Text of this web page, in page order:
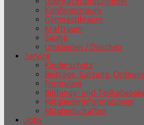
Konferenzraum
Gymnastikraum
Kraftraum
Sauna
Umkleiden / Duschen
Service
Kinderschutz
Beiträge, Satzung,
Formulare
Bildungs- und
Mitgliederinformationen
Mitgliedschaften
Jobs